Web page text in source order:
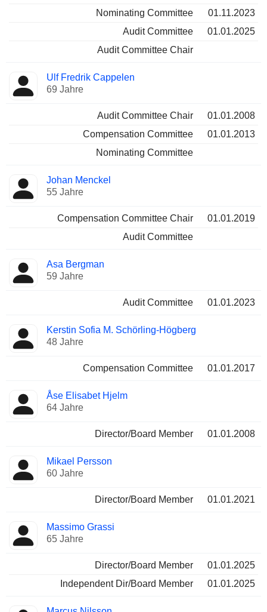
Nominating Committee
01.11.2023
Audit Committee
01.01.2025
Audit Committee Chair
Ulf Fredrik Cappelen
69 Jahre
Audit Committee Chair
01.01.2008
Compensation Committee
01.01.2013
Nominating Committee
Johan Menckel
55 Jahre
Compensation Committee Chair
01.01.2019
Audit Committee
Asa Bergman
59 Jahre
Audit Committee 01.01.2023
Kerstin Sofia M. Schörling-Högberg
48 Jahre
Compensation Committee 01.01.2017
Åse Elisabet Hjelm
64 Jahre
Director/Board Member 01.01.2008
Mikael Persson
60 Jahre
Director/Board Member 01.01.2021
Massimo Grassi
65 Jahre
Director/Board Member
01.01.2025
Independent Dir/Board Member
01.01.2025